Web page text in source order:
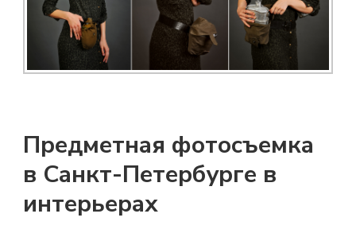
Предметная фотосъемка
в Санкт-Петербурге в
интерьерах